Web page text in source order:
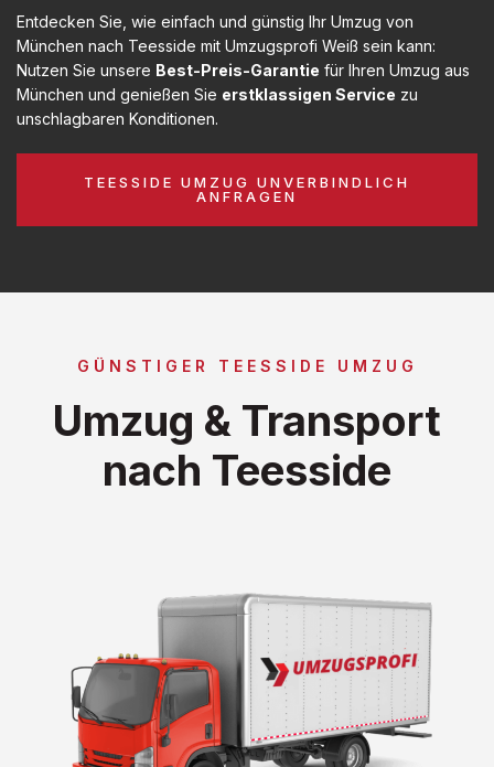
Entdecken Sie, wie einfach und günstig Ihr Umzug von
München nach Teesside mit Umzugsprofi Weiß sein kann:
Nutzen Sie unsere Best-Preis-Garantie für Ihren Umzug aus
München und genießen Sie erstklassigen Service zu
unschlagbaren Konditionen.
TEESSIDE UMZUG UNVERBINDLICH
ANFRAGEN
GÜNSTIGER TEESSIDE UMZUG
Umzug & Transport
nach Teesside